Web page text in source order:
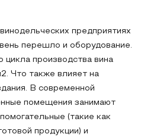
предприятиях
перешло и оборудование.
цикла производства вина
Что также влияет на
В современной
помещения занимают
(такие как
продукции) и